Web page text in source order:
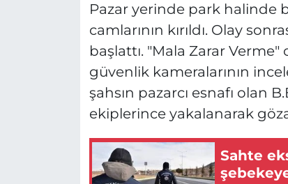
Pazar yerinde park halinde
camlarının kırıldı. Olay
başlattı. "Mala Zarar
güvenlik kameralarının
şahsın pazarcı esnafı olan
ekiplerince yakalanarak
Sahte